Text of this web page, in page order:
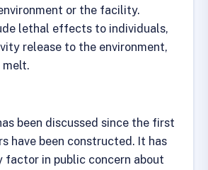
or the facility.
lethal effects to individuals,
release to the environment,
melt.
been discussed since the first
have been constructed. It has
factor in public concern about